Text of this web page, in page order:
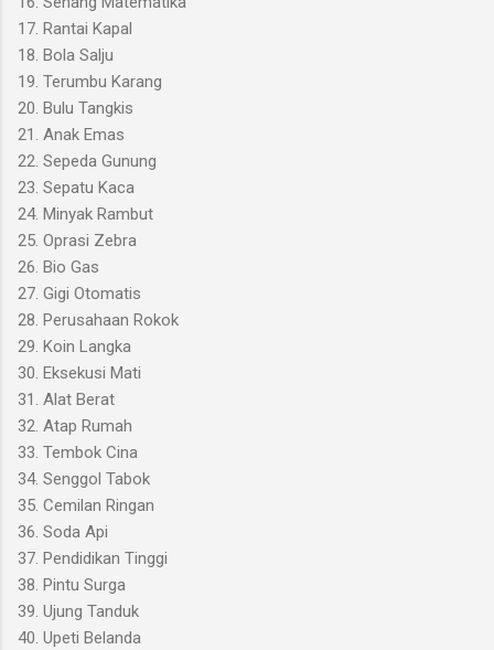
17. Rantai Kapal
18. Bola Salju
19. Terumbu Karang
20. Bulu Tangkis
21. Anak Emas
22. Sepeda Gunung
23. Sepatu Kaca
24. Minyak Rambut
25. Oprasi Zebra
26. Bio Gas
27. Gigi Otomatis
28. Perusahaan Rokok
29. Koin Langka
30. Eksekusi Mati
31. Alat Berat
32. Atap Rumah
33. Tembok Cina
34. Senggol Tabok
35. Cemilan Ringan
36. Soda Api
37. Pendidikan Tinggi
38. Pintu Surga
39. Ujung Tanduk
40. Upeti Belanda